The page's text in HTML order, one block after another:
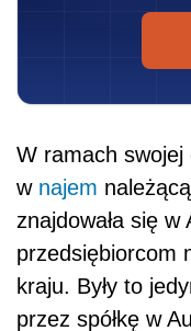
W ramach swojej
w najem
znajdowała się w
przedsiębiorcom
kraju. Były to
przez spółkę w